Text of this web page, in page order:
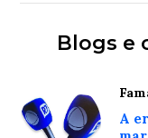
Blogs e
A